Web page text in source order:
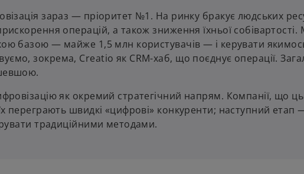
зараз — пріоритет №1. На ринку бракує людських
операцій, а також зниження їхньої собівартості.
базою — майже 1,5 млн користувачів — і керувати
зокрема, Creatio як CRM-хаб, що поєднує операції.
як окремий стратегічний напрям. Компанії, що
переграють швидкі «цифрові» конкуренти; наступний
традиційними методами.